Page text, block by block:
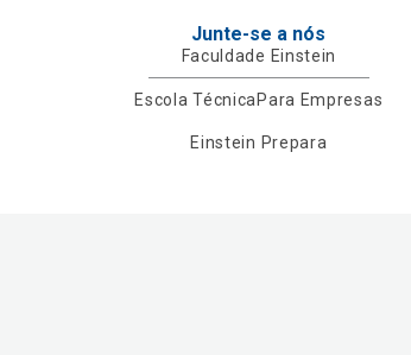
Junte-se a nós
Faculdade Einstein
Escola TécnicaPara Empresas
Einstein Prepara